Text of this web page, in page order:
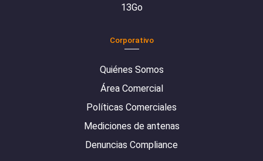
13Go
Corporativo
Quiénes Somos
Área Comercial
Políticas Comerciales
Mediciones de antenas
Denuncias Compliance